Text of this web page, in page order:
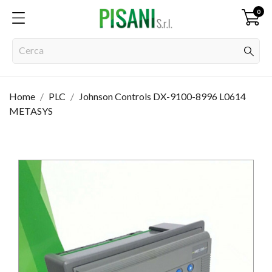
0
Home PLC
Johnson Controls DX-9100-8996 L0614
METASYS